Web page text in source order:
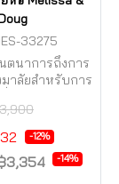
33275
ตนาการถึงการ
าลัยสำหรับการ
-12%
3,354 -14%